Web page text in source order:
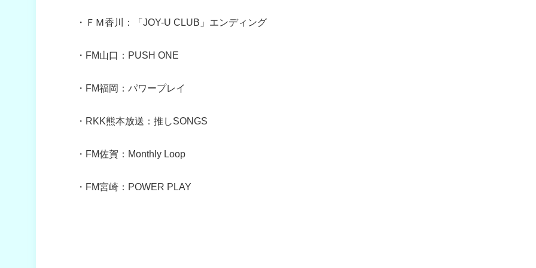
・ＦＭ香川：「JOY-U CLUB」エンディング
・FM山口：PUSH ONE
・FM福岡：パワープレイ
・RKK熊本放送：推しSONGS
・FM佐賀：Monthly Loop
・FM宮崎：POWER PLAY